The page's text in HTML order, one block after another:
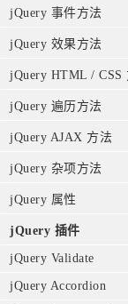
jQuery 事件方法
jQuery 效果方法
jQuery HTML / CSS
jQuery 遍历方法
jQuery AJAX 方法
jQuery 杂项方法
jQuery 属性
jQuery 插件
jQuery Validate
jQuery Accordion